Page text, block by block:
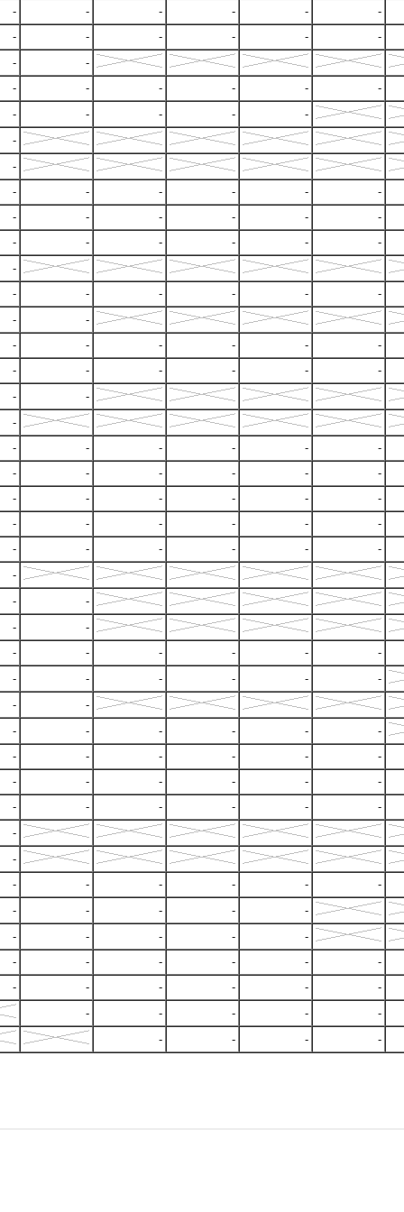
- - - - -
-
- - - - -
-
-
-
- - - - -
-
- - - -
-
-
-
- - - - -
-
- - - - -
-
- - - - -
-
-
- - - - -
-
-
-
- - - - -
-
- - - - -
-
-
-
-
- - - - -
-
- - - - -
-
- - - - -
-
- - - - -
-
- - - - -
-
-
-
-
-
-
- - - - -
-
- - - - -
-
-
-
- - - - -
-
- - - - -
-
- - - - -
-
- - - - -
-
-
-
- - - - -
-
- - - -
-
- - - -
-
- - - - -
-
- - - - -
-
- - - -
-
- - - -